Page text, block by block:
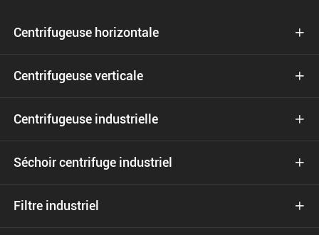
Centrifugeuse horizontale 
Centrifugeuse verticale 
Centrifugeuse industrielle 
Séchoir centrifuge industriel 
Filtre industriel 